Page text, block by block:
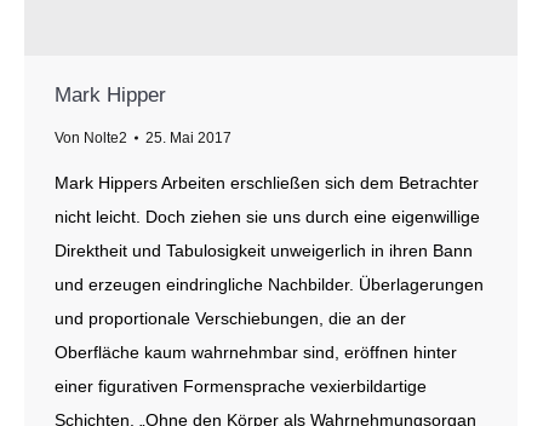
Mark Hipper
Von Nolte2 25. Mai 2017
Mark Hippers Arbeiten erschließen sich dem Betrachter
nicht leicht. Doch ziehen sie uns durch eine eigenwillige
Direktheit und Tabulosigkeit unweigerlich in ihren Bann
und erzeugen eindringliche Nachbilder. Überlagerungen
und proportionale Verschiebungen, die an der
Oberfläche kaum wahrnehmbar sind, eröffnen hinter
einer figurativen Formensprache vexierbildartige
Schichten. „Ohne den Körper als Wahrnehmungsorgan